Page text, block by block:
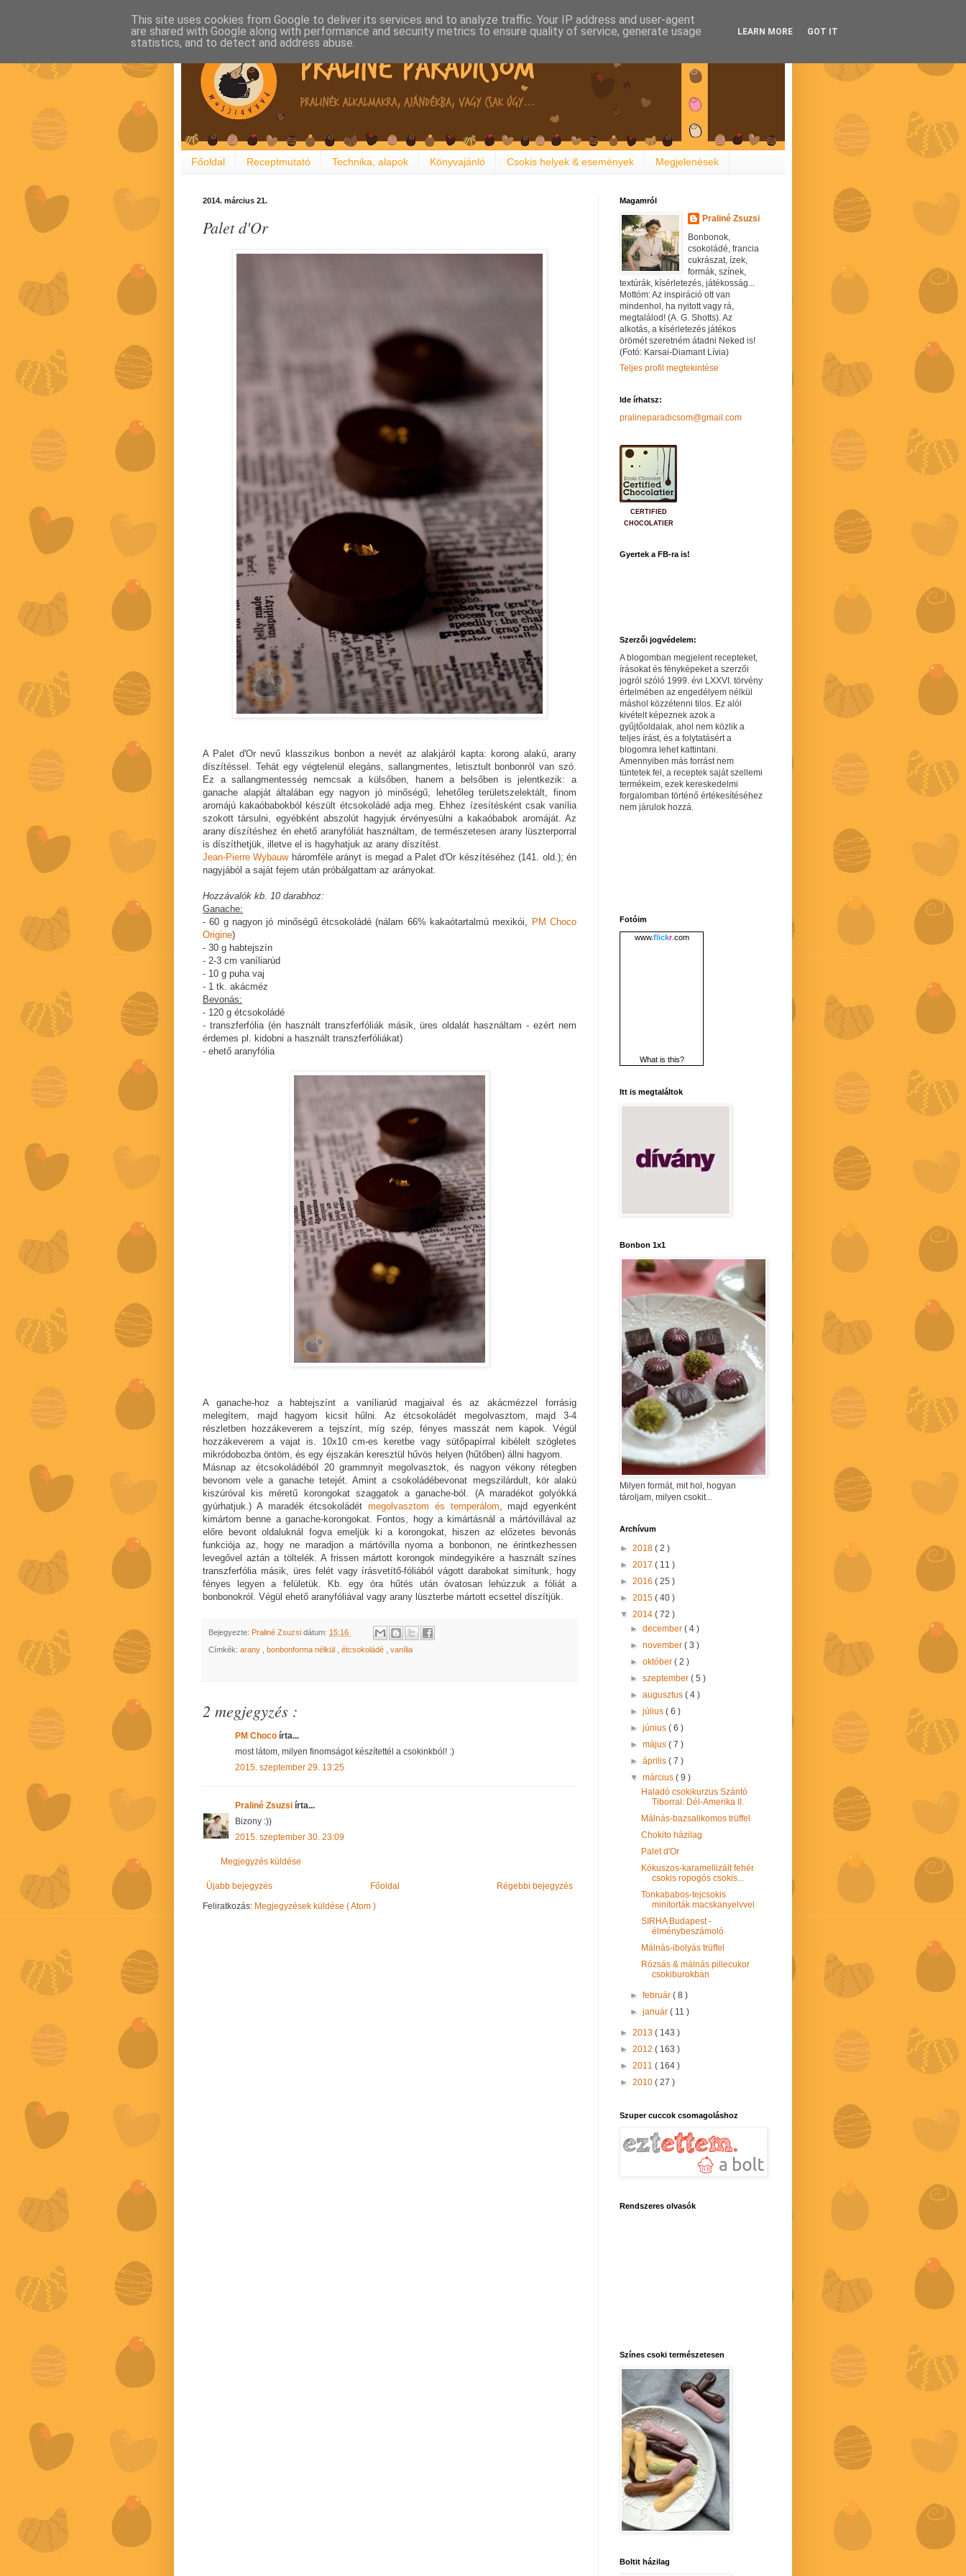
Főoldal Receptmutató Technika, alapok Könyvajánló Csokis helyek & események Megjelenések
2014. március 21.
Palet d'Or
A Palet d'Or nevű klasszikus bonbon a nevét az alakjáról kapta: korong alakú, arany
díszítéssel. Tehát egy végtelenül elegáns, sallangmentes, letisztult bonbonról van szó.
Ez a sallangmentesség nemcsak a külsőben, hanem a belsőben is jelentkezik: a
ganache alapját általában egy nagyon jó minőségű, lehetőleg területszelektált, finom
aromájú kakaóbabokból készült étcsokoládé adja meg. Ehhez ízesítésként csak vanília
szokott társulni, egyébként abszolút hagyjuk érvényesülni a kakaóbabok aromáját. Az
arany díszítéshez én ehető aranyfóliát használtam, de természetesen arany lüszterporral
is díszíthetjük, illetve el is hagyhatjuk az arany díszítést.
Jean-Pierre Wybauwháromféle arányt is megad a Palet d'Or készítéséhez (141. old.); én
nagyjából a saját fejem után próbálgattam az arányokat.
Hozzávalók kb. 10 darabhoz:
Ganache:
- 60 g nagyon jó minőségű étcsokoládé (nálam 66% kakaótartalmú mexikói, PM Choco
Origine)
- 30 g habtejszín
- 2-3 cm vaníliarúd
- 10 g puha vaj
- 1 tk. akácméz
Bevonás:
- 120 g étcsokoládé
- transzferfólia (én használt transzferfóliák másik, üres oldalát használtam - ezért nem
érdemes pl. kidobni a használt transzferfóliákat)
- ehető aranyfólia
A ganache-hoz a habtejszínt a vaníliarúd magjaival és az akácmézzel forrásig
melegítem, majd hagyom kicsit hűlni. Az étcsokoládét megolvasztom, majd 3-4
részletben hozzákeverem a tejszínt, míg szép, fényes masszát nem kapok. Végül
hozzákeverem a vajat is. 10x10 cm-es keretbe vagy sütőpapírral kibélelt szögletes
mikródobozba öntöm, és egy éjszakán keresztül hűvös helyen (hűtőben) állni hagyom.
Másnap az étcsokoládéból 20 grammnyit megolvasztok, és nagyon vékony rétegben
bevonom vele a ganache tetejét. Amint a csokoládébevonat megszilárdult, kör alakú
kiszúróval kis méretű korongokat szaggatok a ganache-ból. (A maradékot golyókká
gyúrhatjuk.) A maradék étcsokoládét megolvasztom és temperálom, majd egyenként
kimártom benne a ganache-korongokat. Fontos, hogy a kimártásnál a mártóvillával az
előre bevont oldaluknál fogva emeljük ki a korongokat, hiszen az előzetes bevonás
funkciója az, hogy ne maradjon a mártóvilla nyoma a bonbonon, ne érintkezhessen
levegővel aztán a töltelék. A frissen mártott korongok mindegyikére a használt színes
transzferfólia másik, üres felét vagy írásvetítő-fóliából vágott darabokat simítunk, hogy
fényes legyen a felületük. Kb. egy óra hűtés után óvatosan lehúzzuk a fóliát a
bonbonokról. Végül ehető aranyfóliával vagy arany lüszterbe mártott ecsettel díszítjük.
Bejegyezte: Praliné Zsuzsi dátum: 15:16
Címkék: arany bonbonforma nélkül étcsokoládé vanília
2 megjegyzés :
PM Choco írta...
most látom, milyen finomságot készítettél a csokinkból! :)
2015. szeptember 29. 13:25
Praliné Zsuzsi írta...
Bizony :))
2015. szeptember 30. 23:09
Megjegyzés küldése
Újabb bejegyzés Régebbi bejegyzés
Főoldal
Feliratkozás: Megjegyzések küldése ( Atom )
Magamról
Praliné Zsuzsi
Bonbonok,
csokoládé, francia
cukrászat, ízek,
formák, színek,
textúrák, kísérletezés, játékosság...
Mottóm: Az inspiráció ott van
mindenhol, ha nyitott vagy rá,
megtalálod! (A. G. Shotts). Az
alkotás, a kísérletezés játékos
örömét szeretném átadni Neked is!
(Fotó: Karsai-Diamant Lívia)
Teljes profil megtekintése
Ide írhatsz:
pralineparadicsom@gmail.com
CERTIFIED
CHOCOLATIER
Gyertek a FB-ra is!
Szerzői jogvédelem:
A blogomban megjelent recepteket,
írásokat és fényképeket a szerzői
jogról szóló 1999. évi LXXVI. törvény
értelmében az engedélyem nélkül
máshol közzétenni tilos. Ez alól
kivételt képeznek azok a
gyűjtőoldalak, ahol nem közlik a
teljes írást, és a folytatásért a
blogomra lehet kattintani.
Amennyiben más forrást nem
tüntetek fel, a receptek saját szellemi
termékeim, ezek kereskedelmi
forgalomban történő értékesítéséhez
nem járulok hozzá.
Fotóim
www.flickr.com
What is this?
Itt is megtaláltok
Bonbon 1x1
Milyen formát, mit hol, hogyan
tároljam, milyen csokit...
Archívum
► 2018 ( 2 )
► 2017 ( 11 )
► 2016 ( 25 )
► 2015 ( 40 )
▼ 2014 ( 72 )
►december( 4 )
►november( 3 )
►október( 2 )
►szeptember( 5 )
►augusztus( 4 )
►július( 6 )
►június( 6 )
►május( 7 )
►április( 7 )
▼március( 9 )
Haladó csokikurzus Szántó
Tiborral: Dél-Amerika II.
Málnás-bazsalikomos trüffel
Chokito házilag
Palet d'Or
Kókuszos-karamellizált fehér
csokis ropogós csokis...
Tonkababos-tejcsokis
minitorták macskanyelvvel
SIRHA Budapest -
élménybeszámoló
Málnás-ibolyás trüffel
Rózsás & málnás pillecukor
csokiburokban
►február( 8 )
►január( 11 )
► 2013 ( 143 )
► 2012 ( 163 )
► 2011 ( 164 )
► 2010 ( 27 )
Szuper cuccok csomagoláshoz
Rendszeres olvasók
Színes csoki természetesen
Boltit házilag
This site uses cookies from Google to deliver its services and to analyze traffic. Your IP address and user-agent
are shared with Google along with performance and security metrics to ensure quality of service, generate usage
statistics, and to detect and address abuse.
LEARN MORE GOT IT